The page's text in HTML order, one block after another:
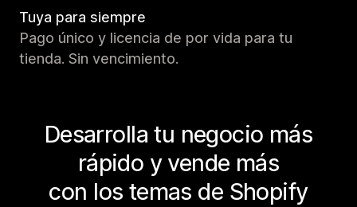
Tuya para siempre
Pago único y licencia de por vida para tu
tienda. Sin vencimiento.
Desarrolla tu negocio más
rápido y vende más
con los temas de Shopify